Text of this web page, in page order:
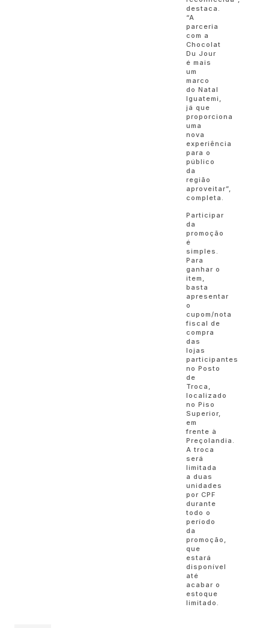
destaca.
“A
parceria
com a
Chocolat
Du Jour
é mais
um
marco
do Natal
Iguatemi,
já que
proporciona
uma
nova
experiência
para o
público
da
região
aproveitar”,
completa.
Participar
da
promoção
é
simples.
Para
ganhar o
item,
basta
apresentar
o
cupom/nota
fiscal de
compra
das
lojas
participantes
no Posto
de
Troca,
localizado
no Piso
Superior,
em
frente à
Preçolandia.
A troca
será
limitada
a duas
unidades
por CPF
durante
todo o
período
da
promoção,
que
estará
disponível
até
acabar o
estoque
limitado.